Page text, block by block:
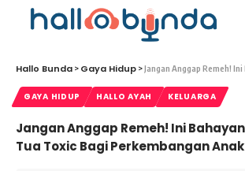
Hallo Bunda > Gaya Hidup >Jangan Anggap Remeh! Ini Bahayanya Jadi
GAYA HIDUP HALLO AYAH KELUARGA
Jangan Anggap Remeh! Ini
Tua Toxic Bagi Perkembangan Anak